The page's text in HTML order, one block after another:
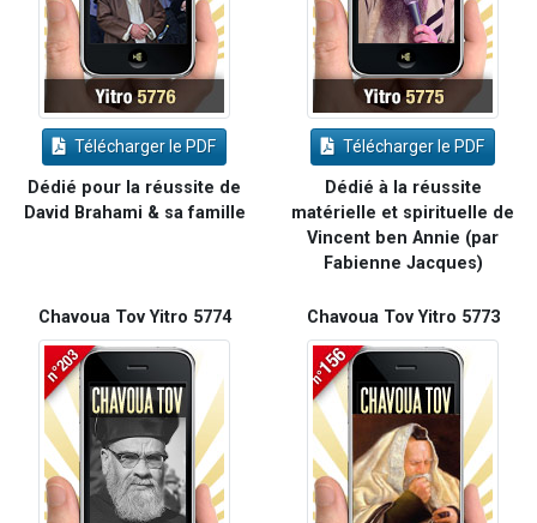
Télécharger le PDF
Dédié pour la réussite de
David Brahami & sa famille
Télécharger le PDF
Dédié à la réussite
matérielle et spirituelle de
Vincent ben Annie (par
Fabienne Jacques)
Chavoua Tov Yitro 5774 Chavoua Tov Yitro 5773